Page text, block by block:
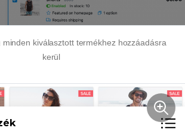
minden kiválasztott termékhez hozzáadásra
kerül